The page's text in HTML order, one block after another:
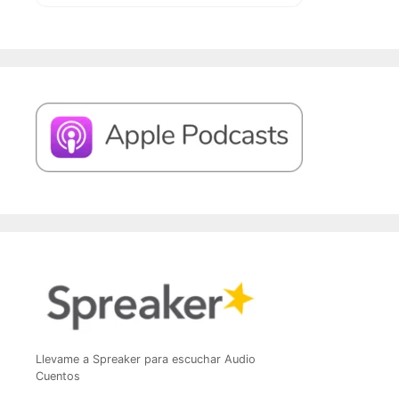
Llevame a Spreaker para escuchar Audio
Cuentos